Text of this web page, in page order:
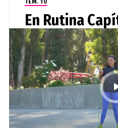
TEM. 10
En Rutina
Circuito de
de fuerza con
| @UTalcaTV
1 mes ago